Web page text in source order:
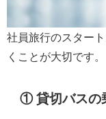
社員旅行のスター
くことが大切です。
① 貸切バスの